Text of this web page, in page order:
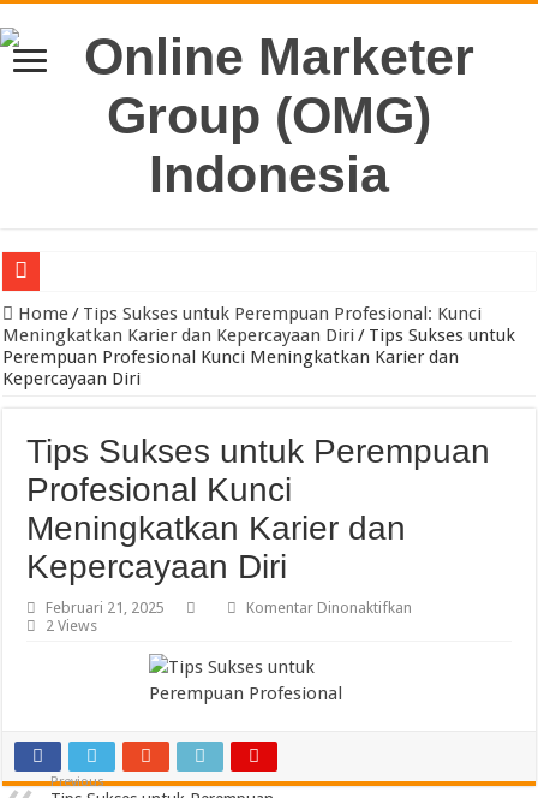
Pengacara Merek Profesional Jakarta Lindungi Hak Merek Bisnis
Home/ Tips Sukses untuk Perempuan Profesional: Kunci
Meningkatkan Karier dan Kepercayaan Diri/ Tips Sukses untuk
Perempuan Profesional Kunci Meningkatkan Karier dan
Kepercayaan Diri
Tips Sukses untuk Perempuan
Profesional Kunci
Meningkatkan Karier dan
Kepercayaan Diri
Februari 21, 2025 Komentar Dinonaktifkan
Kepercayaan
2 Views
Previous